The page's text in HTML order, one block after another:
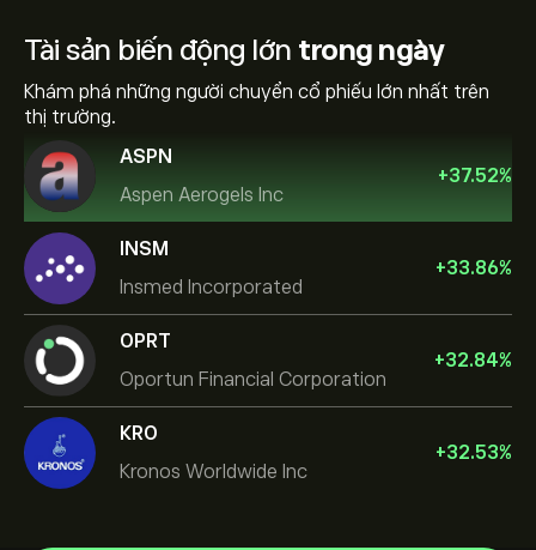
Tài sản biến động lớn trong ngày
Khám phá những người chuyển cổ phiếu lớn nhất trên
thị trường.
ASPN
Aspen Aerogels Inc
+37.52%
INSM
Insmed Incorporated
+33.86%
OPRT
Oportun Financial Corporation
+32.84%
KRO
Kronos Worldwide Inc
+32.53%